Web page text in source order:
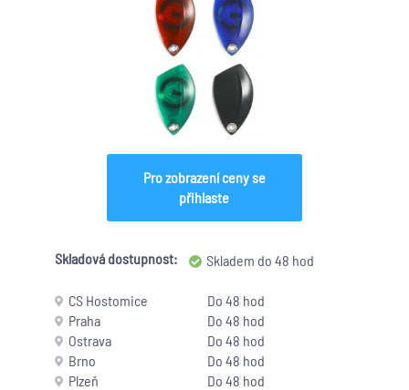
Pro zobrazení ceny se
přihlaste
Skladová dostupnost: Skladem do 48 hod
CS Hostomice
Do 48 hod
Praha
Do 48 hod
Ostrava
Do 48 hod
Brno
Do 48 hod
Plzeň
Do 48 hod